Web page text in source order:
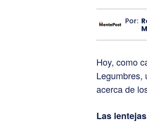
Por:
Hoy, como
Legumbres,
acerca de
Las